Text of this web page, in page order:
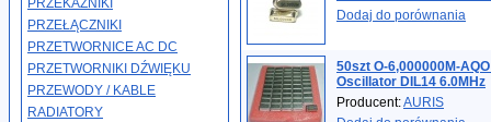
PRZEKAŹNIKI
PRZEŁĄCZNIKI
PRZETWORNICE AC DC
PRZETWORNIKI DŹWIĘKU
PRZEWODY / KABLE
RADIATORY
Dodaj do porównania
50szt O-6,000000M-
Oscillator DIL14 6.0MHz
Producent:AURIS